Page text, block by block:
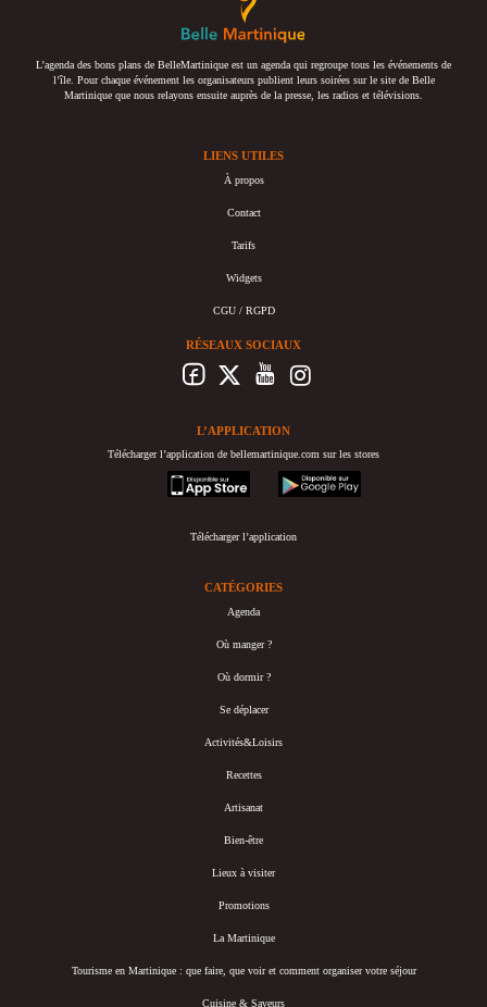
L’agenda des bons plans de BelleMartinique est un agenda qui regroupe tous les événements de
l’île. Pour chaque événement les organisateurs publient leurs soirées sur le site de Belle
Martinique que nous relayons ensuite auprès de la presse, les radios et télévisions.
LIENS UTILES
À propos
Contact
Tarifs
Widgets
CGU / RGPD
RÉSEAUX SOCIAUX
L’APPLICATION
Télécharger l’application de bellemartinique.com sur les stores
appstore
googleplay
Télécharger l’application
CATÉGORIES
Agenda
Où manger ?
Où dormir ?
Se déplacer
Activités&Loisirs
Recettes
Artisanat
Bien-être
Lieux à visiter
Promotions
La Martinique
Tourisme en Martinique : que faire, que voir et comment organiser votre séjour
Cuisine & Saveurs